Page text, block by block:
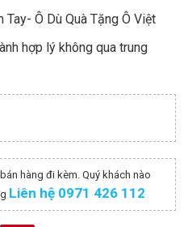
Ô Dù Quà Tặng Ô Việt
hợp lý không qua trung
hàng đi kèm. Quý khách nào
Liên hệ 0971 426 112